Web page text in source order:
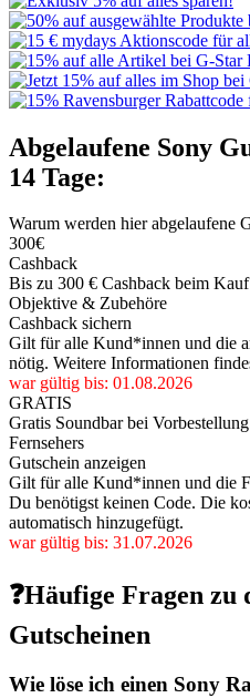
Abgelaufene Sony
14 Tage:
Warum werden hier abgelaufene
300€
Cashback
Bis zu 300 € Cashback beim
Objektive & Zubehöre
Cashback sichern
Gilt für alle Kund*innen und die
nötig. Weitere Informationen
war gültig bis: 01.08.2026
GRATIS
Gratis Soundbar bei
Fernsehers
Gutschein anzeigen
Gilt für alle Kund*innen und die
Du benötigst keinen Code. Die
automatisch hinzugefügt.
war gültig bis: 31.07.2026
❓Häufige Fragen zu
Gutscheinen
Wie löse ich einen Sony